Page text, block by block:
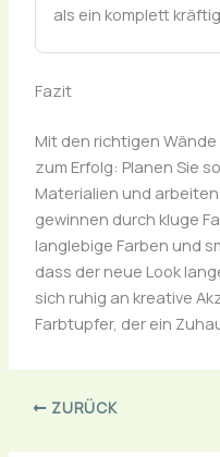
als ein komplett
Fazit
Mit den richtigen
zum Erfolg: Planen Sie
Materialien und
gewinnen durch kluge
langlebige Farben und
dass der neue Look
sich ruhig an kreative
Farbtupfer, der ein
ZURÜCK